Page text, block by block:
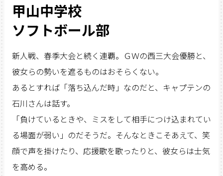
甲山中学校
ソフトボール部
新人戦、春季大会と続く連覇。ＧＷの西三大会優勝と、
彼女らの勢いを遮るものはおそらくない。
あるとすれば「落ち込んだ時」なのだと、キャプテンの
石川さんは話す。
「負けているときや、ミスをして相手につけ込まれてい
る場面が弱い」のだそうだ。そんなときこそあえて、笑
顔で声を掛けたり、応援歌を歌ったりと、彼女らは士気
を高める。